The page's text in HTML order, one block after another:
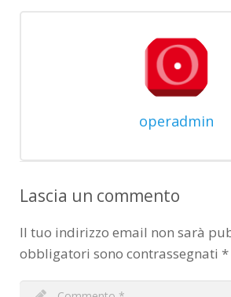
operadmin
Lascia un commento
Il tuo indirizzo email non sarà
obbligatori sono contrassegnati *